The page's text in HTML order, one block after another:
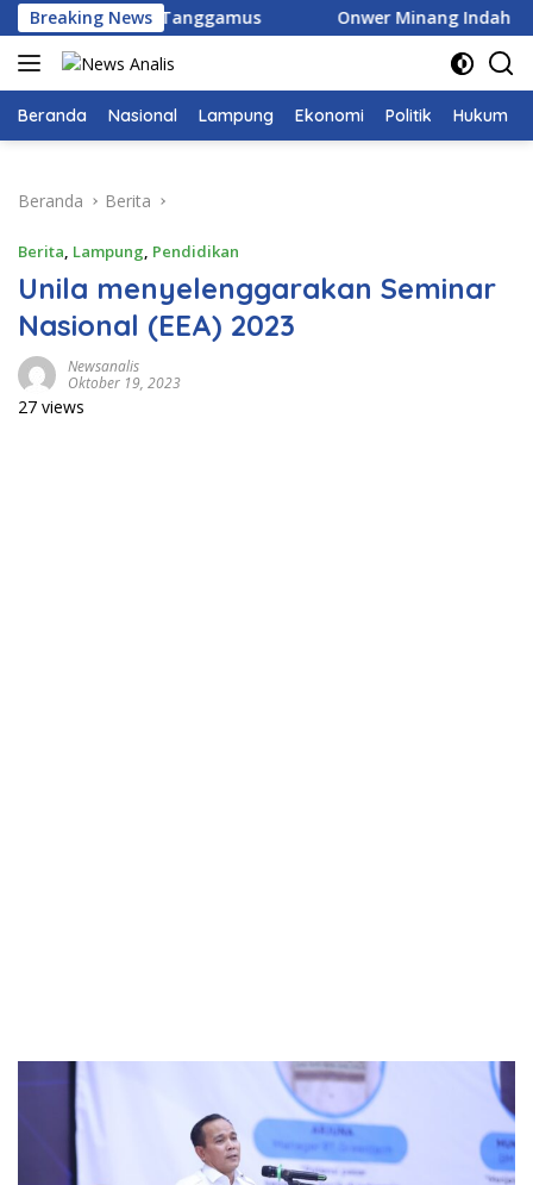
Langsung
ke
konten
Breaking News
di Tanggamus Onwer Minang Indah Bung
Beranda Nasional Lampung Ekonomi Politik Hukum
Beranda Berita
Berita, Lampung, Pendidikan
Unila menyelenggarakan Seminar
Nasional (EEA) 2023
Newsanalis
Oktober 19, 2023
27 views